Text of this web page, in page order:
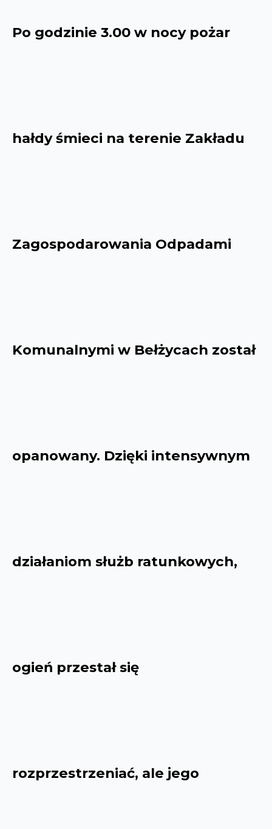
Po godzinie 3.00 w nocy pożar
hałdy śmieci na terenie Zakładu
Zagospodarowania Odpadami
Komunalnymi w Bełżycach został
opanowany. Dzięki intensywnym
działaniom służb ratunkowych,
ogień przestał się
rozprzestrzeniać, ale jego